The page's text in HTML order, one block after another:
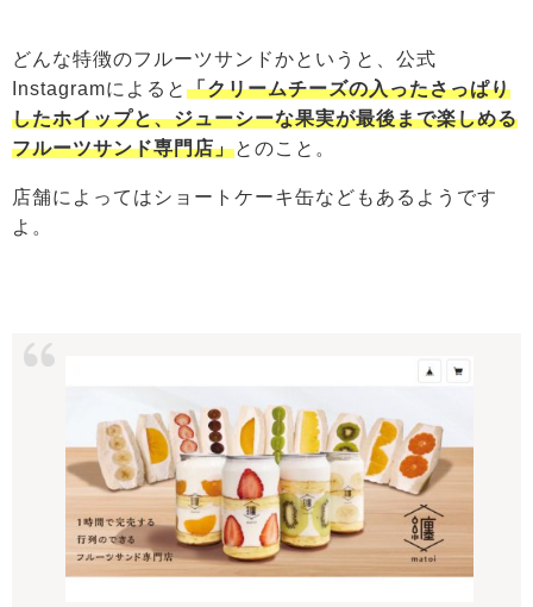
どんな特徴のフルーツサンドかというと、公式
Instagramによると 「クリームチーズの入ったさっぱり
したホイップと、ジューシーな果実が最後まで楽しめる
フルーツサンド専門店」とのこと。
店舗によってはショートケーキ缶などもあるようです
よ。